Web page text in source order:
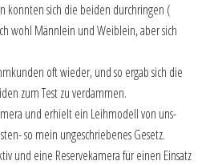
konnten sich die beiden durchringen (
wohl Männlein und Weiblein, aber sich
oft wieder, und so ergab sich die
zum Test zu verdammen.
und erhielt ein Leihmodell von uns-
so mein ungeschriebenes Gesetz.
und eine Reservekamera für einen Einsatz